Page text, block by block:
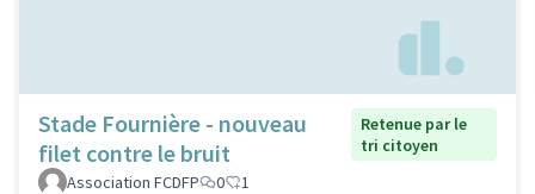
Stade Fournière - nouveau
filet contre le bruit
Retenue par le
tri citoyen
Association FCDFP
0 1